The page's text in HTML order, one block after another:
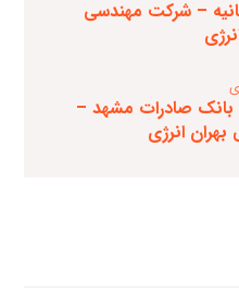
– شرکت مهندسی
بانک صادرات مشهد –
انرژی